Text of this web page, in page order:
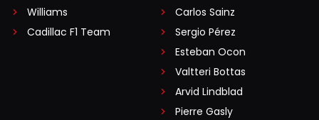
Williams
Cadillac F1 Team
Carlos Sainz
Sergio Pérez
Esteban Ocon
Valtteri Bottas
Arvid Lindblad
Pierre Gasly